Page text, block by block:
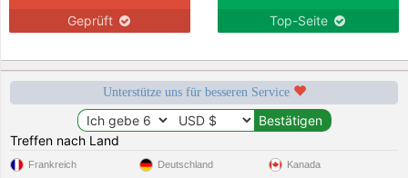
Geprüft Top-Seite
Unterstütze uns für besseren Service
Treffen nach Land
Frankreich Deutschland Kanada